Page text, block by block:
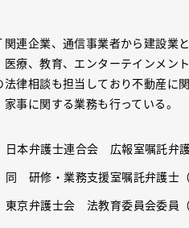
関連企業、通信事業者から建設業
医療、教育、エンターテインメン
法律相談も担当しており不動産に
家事に関する業務も行っている。
日本弁護士連合会 広報室嘱託弁
同 研修・業務支援室嘱託弁護士
東京弁護士会 法教育委員会委員